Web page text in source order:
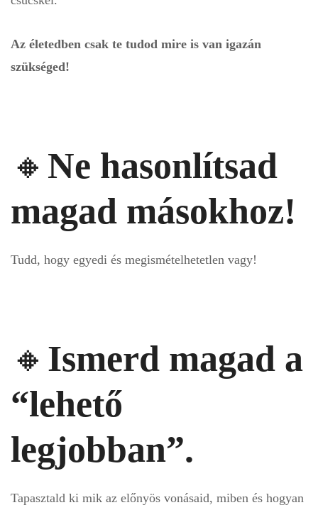
Az életedben csak te tudod mire is van igazán
szükséged!
🔸 Ne hasonlítsad
magad másokhoz!
Tudd, hogy egyedi és megismételhetetlen vagy!
🔸 Ismerd magad a
“lehető
legjobban”.
Tapasztald ki mik az előnyös vonásaid, miben és hogyan